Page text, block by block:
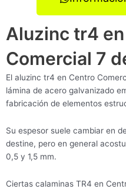
Aluzinc tr4
Comercial 7
El aluzinc tr4 en Centro
lámina de acero galvanizado
fabricación de elementos
Su espesor suele cambiar en
destine, pero en general
0,5 y 1,5 mm.
Ciertas calaminas TR4 en